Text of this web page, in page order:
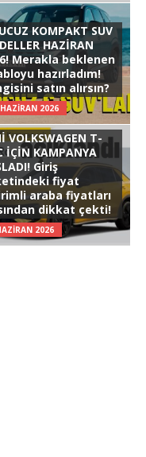
KOMPAKT SUV
HAZİRAN
Merakla beklenen
hazırladım!
satın alırsın?
2026
VOLKSWAGEN T-
İÇİN KAMPANYA
Giriş
fiyat
araba fiyatları
dikkat çekti!
2026